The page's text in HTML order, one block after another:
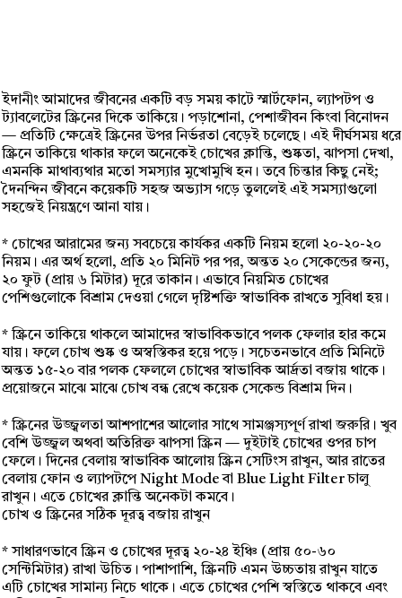
ইদানীং আমাদের জীবনের একটি বড় সময় কাটে স্মার্টফোন, ল্যাপটপ ও
ট্যাবলেটের স্ক্রিনের দিকে তাকিয়ে। পড়াশোনা, পেশাজীবন কিংবা বিনোদন
— প্রতিটি ক্ষেত্রেই স্ক্রিনের উপর নির্ভরতা বেড়েই চলেছে। এই দীর্ঘসময় ধরে
স্ক্রিনে তাকিয়ে থাকার ফলে অনেকেই চোখের ক্লান্তি, শুষ্কতা, ঝাপসা দেখা,
এমনকি মাথাব্যথার মতো সমস্যার মুখোমুখি হন। তবে চিন্তার কিছু নেই;
দৈনন্দিন জীবনে কয়েকটি সহজ অভ্যাস গড়ে তুললেই এই সমস্যাগুলো
সহজেই নিয়ন্ত্রণে আনা যায়।
* চোখের আরামের জন্য সবচেয়ে কার্যকর একটি নিয়ম হলো ২০-২০-২০
নিয়ম। এর অর্থ হলো, প্রতি ২০ মিনিট পর পর, অন্তত ২০ সেকেন্ডের জন্য,
২০ ফুট (প্রায় ৬ মিটার) দূরে তাকান। এভাবে নিয়মিত চোখের
পেশিগুলোকে বিশ্রাম দেওয়া গেলে দৃষ্টিশক্তি স্বাভাবিক রাখতে সুবিধা হয়।
* স্ক্রিনে তাকিয়ে থাকলে আমাদের স্বাভাবিকভাবে পলক ফেলার হার কমে
যায়। ফলে চোখ শুষ্ক ও অস্বস্তিকর হয়ে পড়ে। সচেতনভাবে প্রতি মিনিটে
অন্তত ১৫-২০ বার পলক ফেললে চোখের স্বাভাবিক আর্দ্রতা বজায় থাকে।
প্রয়োজনে মাঝে মাঝে চোখ বন্ধ রেখে কয়েক সেকেন্ড বিশ্রাম দিন।
* স্ক্রিনের উজ্জ্বলতা আশপাশের আলোর সাথে সামঞ্জস্যপূর্ণ রাখা জরুরি। খুব
বেশি উজ্জ্বল অথবা অতিরিক্ত ঝাপসা স্ক্রিন — দুইটাই চোখের ওপর চাপ
ফেলে। দিনের বেলায় স্বাভাবিক আলোয় স্ক্রিন সেটিংস রাখুন, আর রাতের
বেলায় ফোন ও ল্যাপটপে Night Mode বা Blue Light Filter চালু
রাখুন। এতে চোখের ক্লান্তি অনেকটা কমবে।
চোখ ও স্ক্রিনের সঠিক দূরত্ব বজায় রাখুন
* সাধারণভাবে স্ক্রিন ও চোখের দূরত্ব ২০-২৪ ইঞ্চি (প্রায় ৫০-৬০
সেন্টিমিটার) রাখা উচিত। পাশাপাশি, স্ক্রিনটি এমন উচ্চতায় রাখুন যাতে
এটি চোখের সামান্য নিচে থাকে। এতে চোখের পেশি স্বস্তিতে থাকবে এবং